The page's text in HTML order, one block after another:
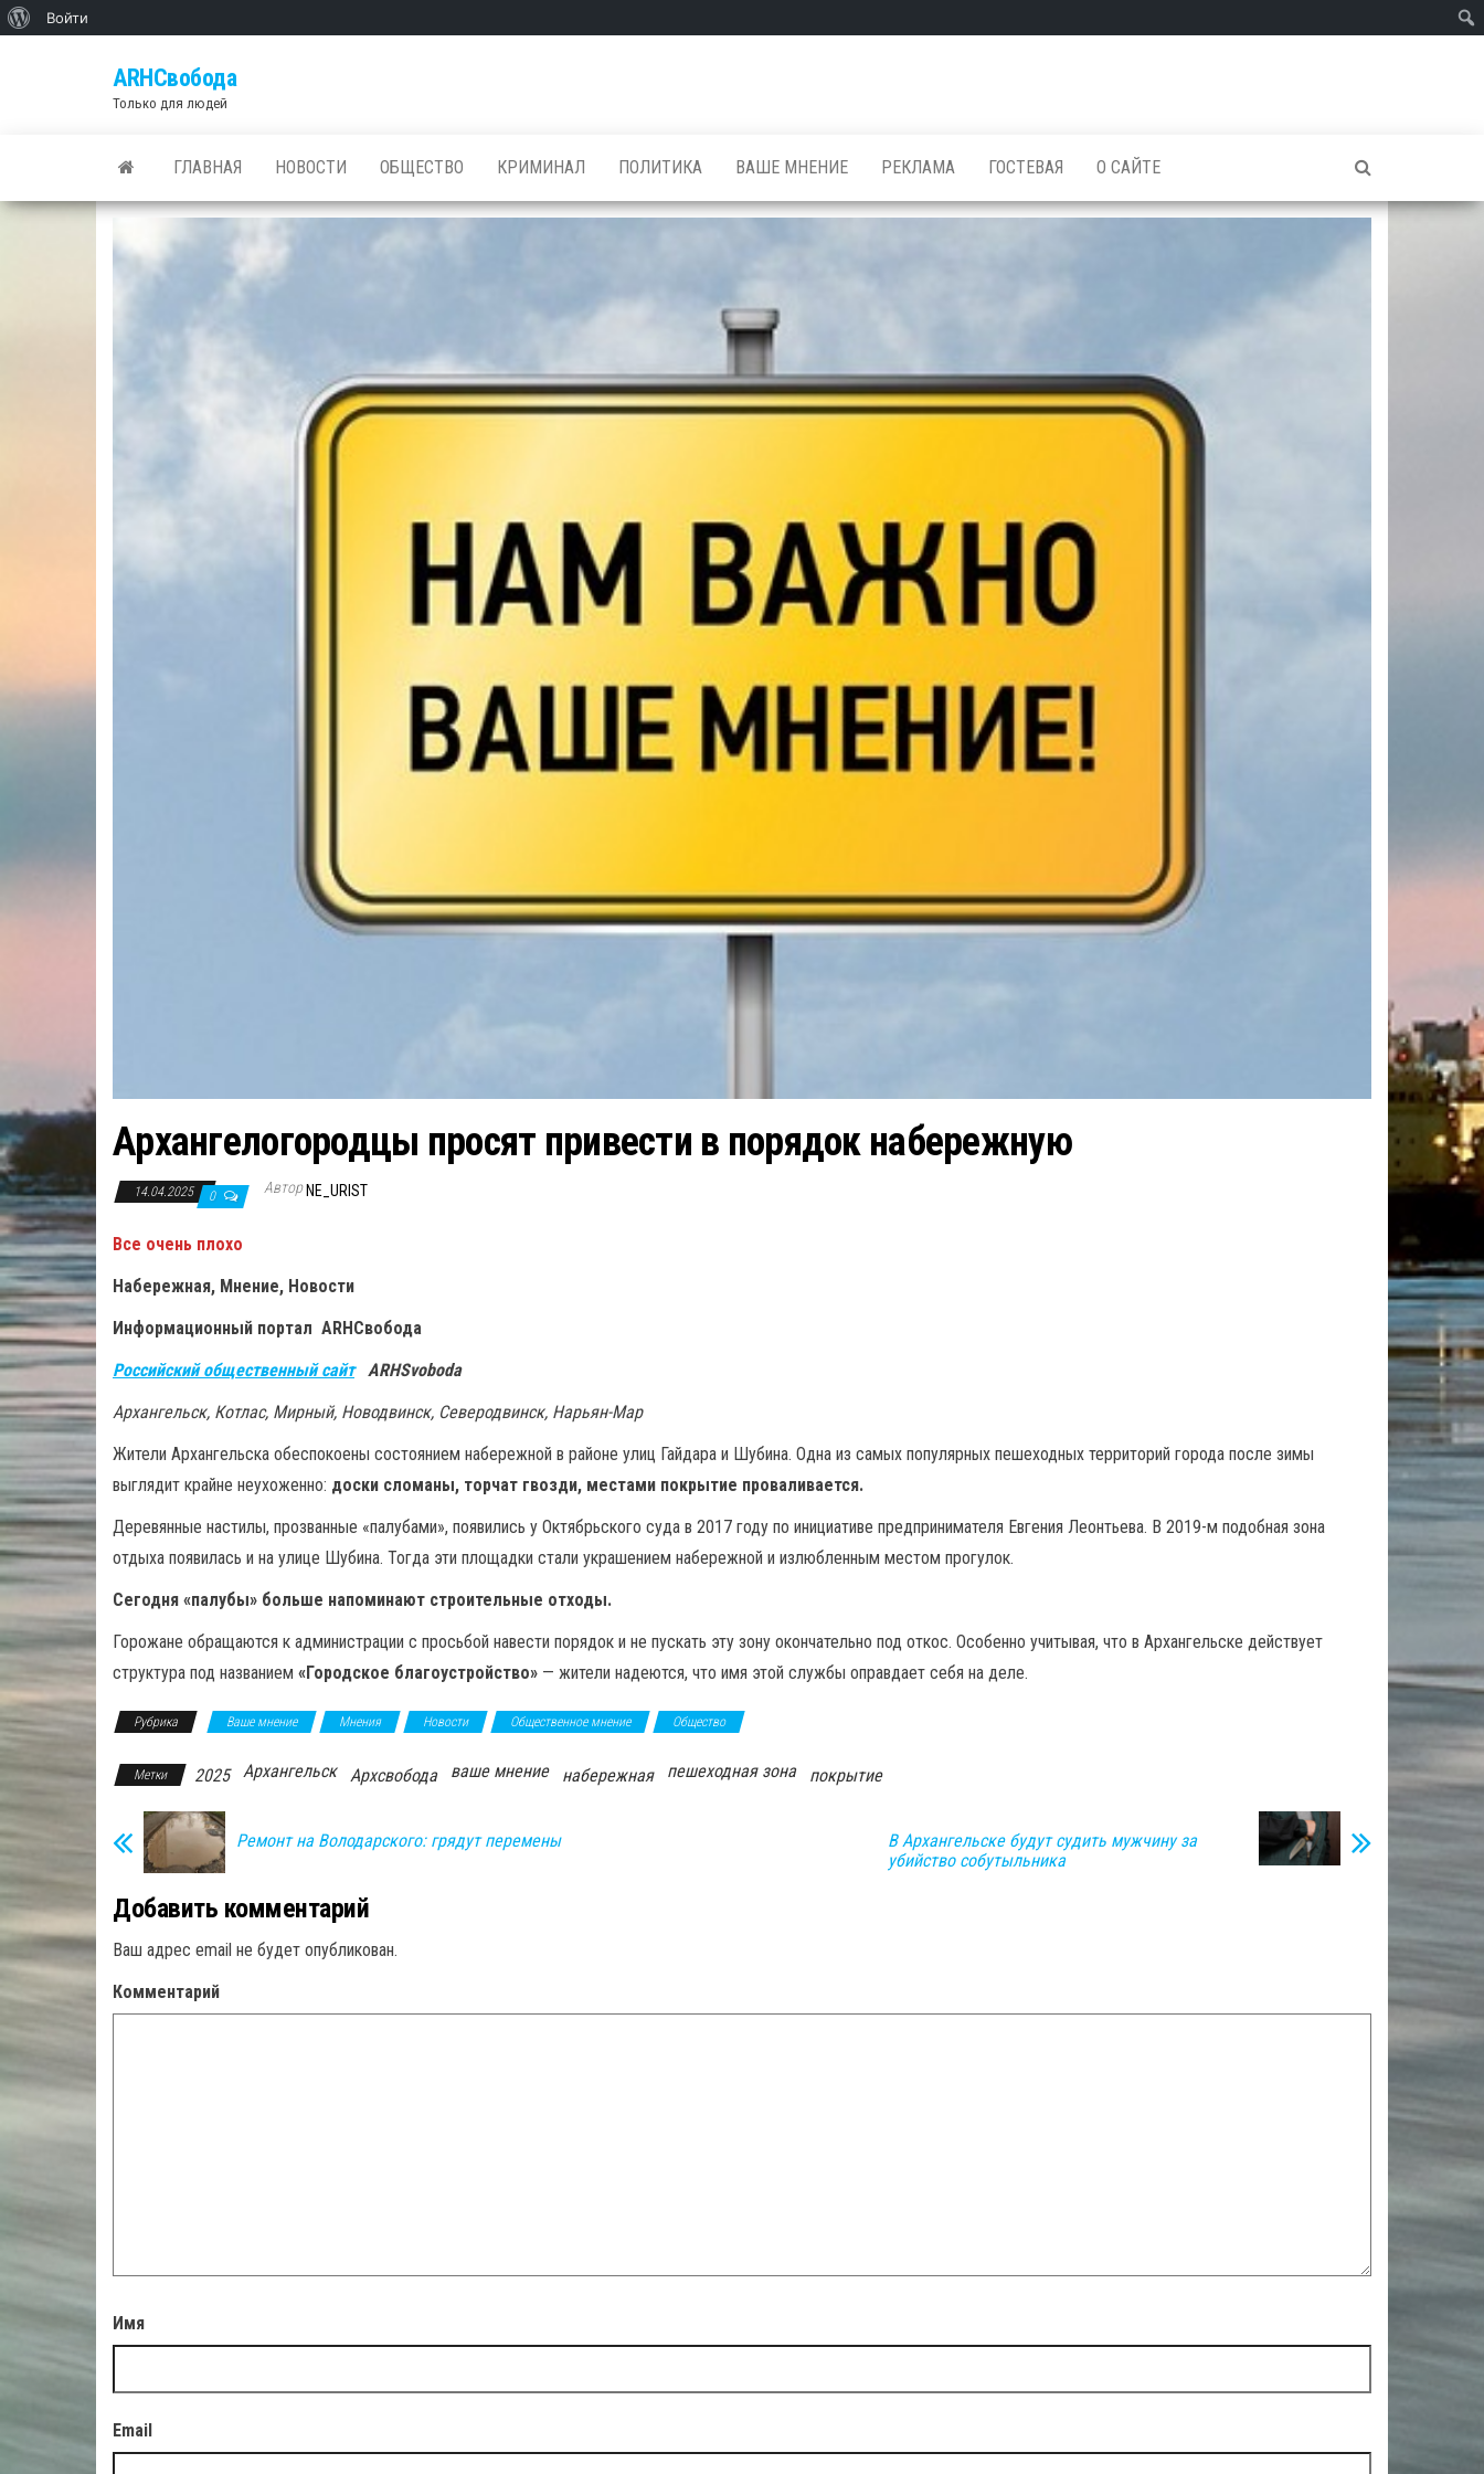
Войти
ARHСвобода
Только для людей
ГЛАВНАЯ НОВОСТИ ОБЩЕСТВО КРИМИНАЛ ПОЛИТИКА ВАШЕ МНЕНИЕ РЕКЛАМА ГОСТЕВАЯ О САЙТЕ
Архангелогородцы просят привести в порядок набережную
14.04.2025 0 Автор NE_URIST
Все очень плохо
Набережная, Мнение, Новости
Информационный портал ARHСвобода
Российский общественный сайтARHSvoboda
Архангельск, Котлас, Мирный, Новодвинск, Северодвинск, Нарьян-Мар
Жители Архангельска обеспокоены состоянием набережной в районе улиц Гайдара и Шубина. Одна из самых популярных пешеходных территорий города после зимы
выглядит крайне неухоженно: доски сломаны, торчат гвозди, местами покрытие проваливается.
Деревянные настилы, прозванные «палубами», появились у Октябрьского суда в 2017 году по инициативе предпринимателя Евгения Леонтьева. В 2019-м подобная зона
отдыха появилась и на улице Шубина. Тогда эти площадки стали украшением набережной и излюбленным местом прогулок.
Сегодня «палубы» больше напоминают строительные отходы.
Горожане обращаются к администрации с просьбой навести порядок и не пускать эту зону окончательно под откос. Особенно учитывая, что в Архангельске действует
структура под названием «Городское благоустройство» — жители надеются, что имя этой службы оправдает себя на деле.
Рубрика Ваше мнение Мнения Новости Общественное мнение Общество
Метки 2025 Архангельск Архсвобода ваше мнение набережная пешеходная зона покрытие
Ремонт на Володарского: грядут перемены
В Архангельске будут судить мужчину за
убийство собутыльника
Добавить комментарий
Ваш адрес email не будет опубликован.
Комментарий
Имя
Email